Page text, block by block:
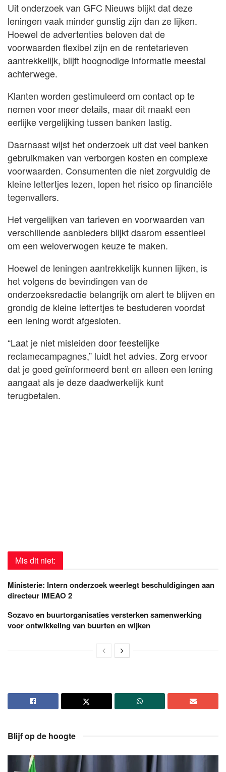
Uit onderzoek van GFC Nieuws blijkt dat deze
leningen vaak minder gunstig zijn dan ze lijken.
Hoewel de advertenties beloven dat de
voorwaarden flexibel zijn en de rentetarieven
aantrekkelijk, blijft hoognodige informatie meestal
achterwege.
Klanten worden gestimuleerd om contact op te
nemen voor meer details, maar dit maakt een
eerlijke vergelijking tussen banken lastig.
Daarnaast wijst het onderzoek uit dat veel banken
gebruikmaken van verborgen kosten en complexe
voorwaarden. Consumenten die niet zorgvuldig de
kleine lettertjes lezen, lopen het risico op financiële
tegenvallers.
Het vergelijken van tarieven en voorwaarden van
verschillende aanbieders blijkt daarom essentieel
om een weloverwogen keuze te maken.
Hoewel de leningen aantrekkelijk kunnen lijken, is
het volgens de bevindingen van de
onderzoeksredactie belangrijk om alert te blijven en
grondig de kleine lettertjes te bestuderen voordat
een lening wordt afgesloten.
“Laat je niet misleiden door feestelijke
reclamecampagnes,” luidt het advies. Zorg ervoor
dat je goed geïnformeerd bent en alleen een lening
aangaat als je deze daadwerkelijk kunt
terugbetalen.
Mis dit niet:
Ministerie: Intern onderzoek weerlegt beschuldigingen aan
directeur IMEAO 2
Sozavo en buurtorganisaties versterken samenwerking
voor ontwikkeling van buurten en wijken
Blijf op de hoogte